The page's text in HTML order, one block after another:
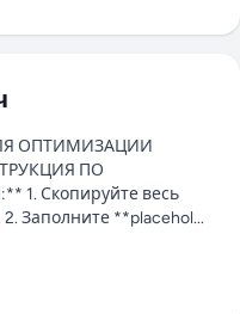
ОПТИМИЗАЦИИ
ПО
Скопируйте весь
Заполните **placehol...